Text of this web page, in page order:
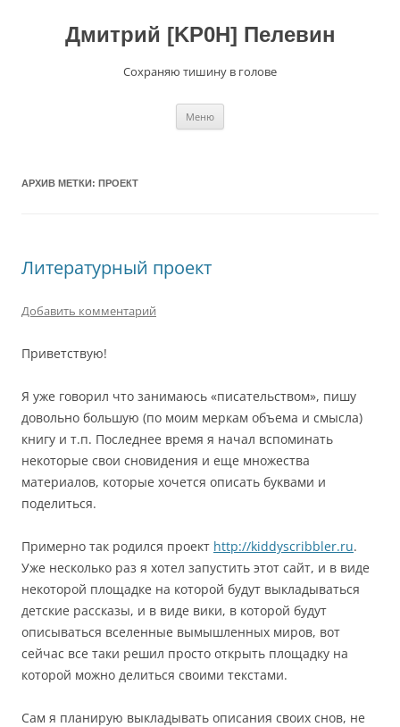
содержимомуДмитрий [KP0H] Пелевин
Сохраняю тишину в голове
Меню
АРХИВ МЕТКИ: ПРОЕКТ
Литературный проект
Добавить комментарий
Приветствую!
Я уже говорил что занимаюсь «писательством», пишу
довольно большую (по моим меркам объема и смысла)
книгу и т.п. Последнее время я начал вспоминать
некоторые свои сновидения и еще множества
материалов, которые хочется описать буквами и
поделиться.
Примерно так родился проект http://kiddyscribbler.ru.
Уже несколько раз я хотел запустить этот сайт, и в виде
некоторой площадке на которой будут выкладываться
детские рассказы, и в виде вики, в которой будут
описываться вселенные вымышленных миров, вот
сейчас все таки решил просто открыть площадку на
которой можно делиться своими текстами.
Сам я планирую выкладывать описания своих снов, не